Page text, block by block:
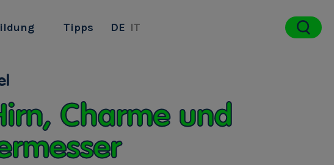
Tipps DE IT
Charme und